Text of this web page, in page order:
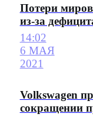
Потери
из-за
14:02
6 МАЯ
2021
Volkswagen
сокращении